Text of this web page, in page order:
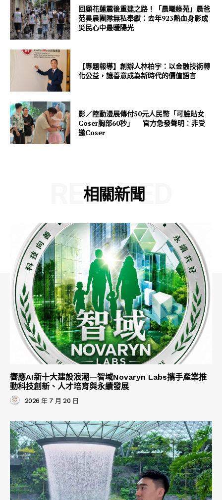
回顧花蓮震後重建之路！「晨曦綠苑」晨爸
范昊晨團隊無私奉獻：去年923熱血身影成
災民心中最暖陽光
【專題報導】創辦人林柏宇：以金融技術轉
化公益，讓善意成為新時代的價值語言
影／陸動漫展傳付50元人民幣「可臉貼女
Coser胸部60秒」 官方急發聲明：非受
邀Coser
相關新聞
RELATED
響應AI新十大建設浪潮—智域Novaryn Labs攜手產業推
動科技創新、人才培育與永續發展
2026 年 7 月 20 日